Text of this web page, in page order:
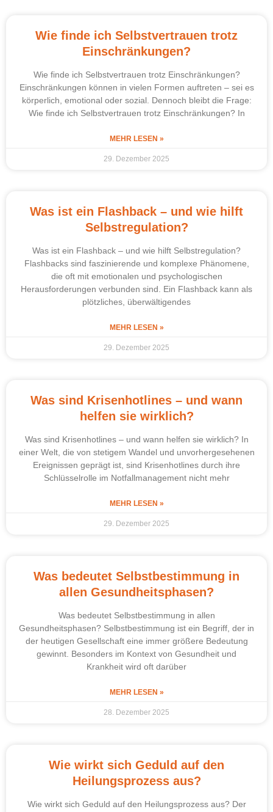
Wie finde ich Selbstvertrauen trotz
Einschränkungen?
Wie finde ich Selbstvertrauen trotz Einschränkungen?
Einschränkungen können in vielen Formen auftreten – sei es
körperlich, emotional oder sozial. Dennoch bleibt die Frage:
Wie finde ich Selbstvertrauen trotz Einschränkungen? In
MEHR LESEN »
29. Dezember 2025
Was ist ein Flashback – und wie hilft
Selbstregulation?
Was ist ein Flashback – und wie hilft Selbstregulation?
Flashbacks sind faszinierende und komplexe Phänomene,
die oft mit emotionalen und psychologischen
Herausforderungen verbunden sind. Ein Flashback kann als
plötzliches, überwältigendes
MEHR LESEN »
29. Dezember 2025
Was sind Krisenhotlines – und wann
helfen sie wirklich?
Was sind Krisenhotlines – und wann helfen sie wirklich? In
einer Welt, die von stetigem Wandel und unvorhergesehenen
Ereignissen geprägt ist, sind Krisenhotlines durch ihre
Schlüsselrolle im Notfallmanagement nicht mehr
MEHR LESEN »
29. Dezember 2025
Was bedeutet Selbstbestimmung in
allen Gesundheitsphasen?
Was bedeutet Selbstbestimmung in allen
Gesundheitsphasen? Selbstbestimmung ist ein Begriff, der in
der heutigen Gesellschaft eine immer größere Bedeutung
gewinnt. Besonders im Kontext von Gesundheit und
Krankheit wird oft darüber
MEHR LESEN »
28. Dezember 2025
Wie wirkt sich Geduld auf den
Heilungsprozess aus?
Wie wirkt sich Geduld auf den Heilungsprozess aus? Der